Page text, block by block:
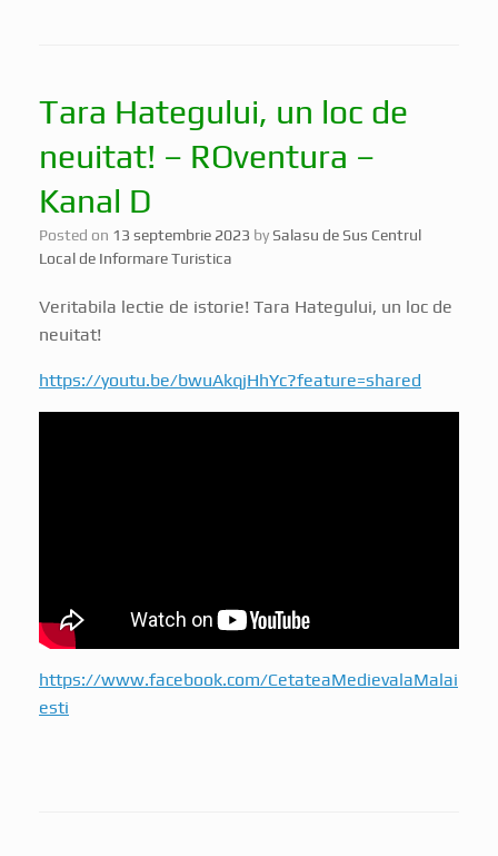
Tara Hategului, un loc de
neuitat! – ROventura –
Kanal D
Posted on 13 septembrie 2023 bySalasu de Sus Centrul
Local de Informare Turistica
Veritabila lectie de istorie! Tara Hategului, un loc de
neuitat!
https://youtu.be/bwuAkqjHhYc?feature=shared
https://www.facebook.com/CetateaMedievalaMalai
esti